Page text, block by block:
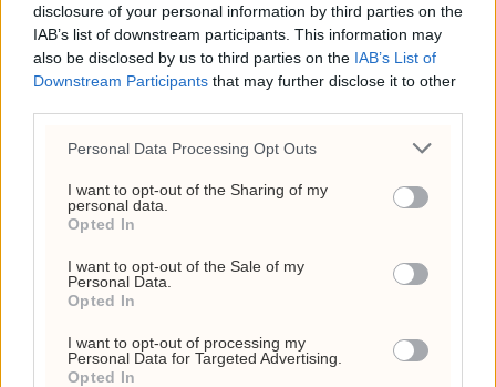
disclosure of your personal information by third parties on the
IAB’s list of downstream participants. This information may
also be disclosed by us to third parties on the IAB’s List of
Downstream Participants that may further disclose it to other
Personal Data Processing Opt Outs
I want to opt-out of the Sharing of my
personal data.
Opted In
I want to opt-out of the Sale of my
Personal Data.
Opted In
I want to opt-out of processing my
Personal Data for Targeted Advertising.
Opted In
Investeringene stuper
Ny teknologi forlenger feltlevetid, men
investeringer må økes for å unngå